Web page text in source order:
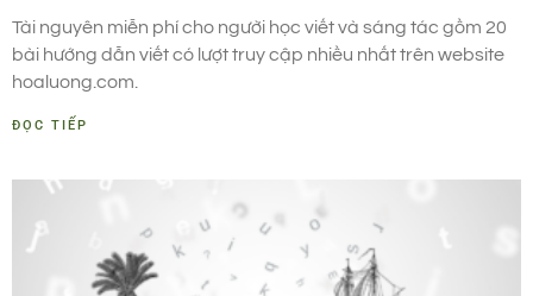
Tài nguyên miễn phí cho người học viết và sáng tác gồm 20
bài hướng dẫn viết có lượt truy cập nhiều nhất trên website
hoaluong.com.
ĐỌC TIẾP